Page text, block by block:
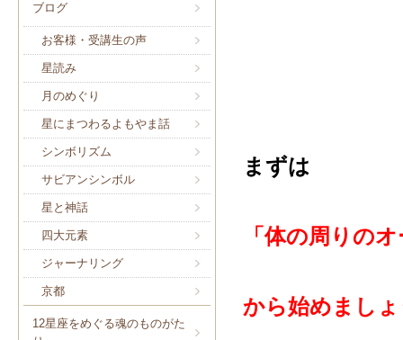
ブログ
お客様・受講生の声
星読み
月のめぐり
星にまつわるよもやま話
シンボリズム
サビアンシンボル
星と神話
四大元素
ジャーナリング
京都
12星座をめぐる魂のものがた
まずは
「体の周りの
から始めまし